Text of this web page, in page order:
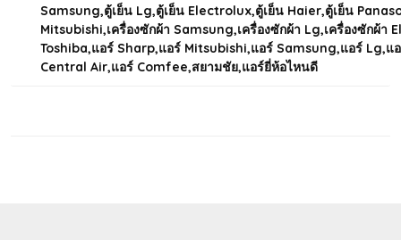
Samsung,ตู้เย็น Lg,ตู้เย็น Electrolux,ตู้เย็น Haier,ตู้เย็น
Mitsubishi,เครื่องซักผ้า Samsung,เครื่องซักผ้า Lg,เครื่องซักผ้
Toshiba,แอร์ Sharp,แอร์ Mitsubishi,แอร์ Samsung,แอร์ Lg,
Central Air,แอร์ Comfee,สยามชัย,แอร์ยี่ห้อไหนดี